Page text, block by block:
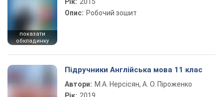
показати
обкладинку
Опис: Робочий зошит
Підручники Англійська мова 11 клас
Автори: М.А. Нерсісян, А. О. Піроженко